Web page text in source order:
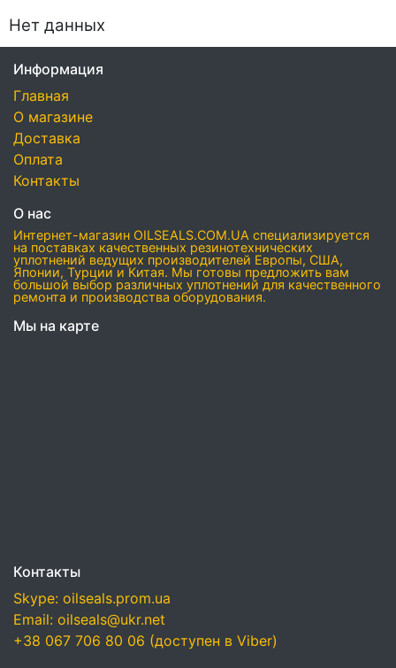
Нет данных
Информация
Главная
О магазине
Доставка
Оплата
Контакты
О нас
Интернет-магазин OILSEALS.COM.UA специализируется
на поставках качественных резинотехнических
уплотнений ведущих производителей Европы, США,
Японии, Турции и Китая. Мы готовы предложить вам
большой выбор различных уплотнений для качественного
ремонта и производства оборудования.
Мы на карте
Контакты
Skype: oilseals.prom.ua
Email: oilseals@ukr.net
+38 067 706 80 06 (доступен в Viber)